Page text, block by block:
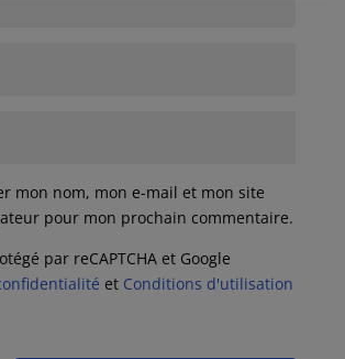
mon nom, mon e-mail et mon site
pour mon prochain commentaire.
par reCAPTCHA et Google
et Conditions d'utilisation